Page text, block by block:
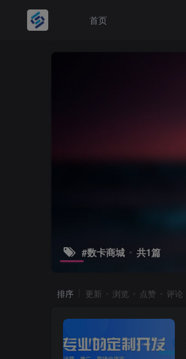
首页
#数卡商城 共1篇
排序 更新 浏览 点赞 评论